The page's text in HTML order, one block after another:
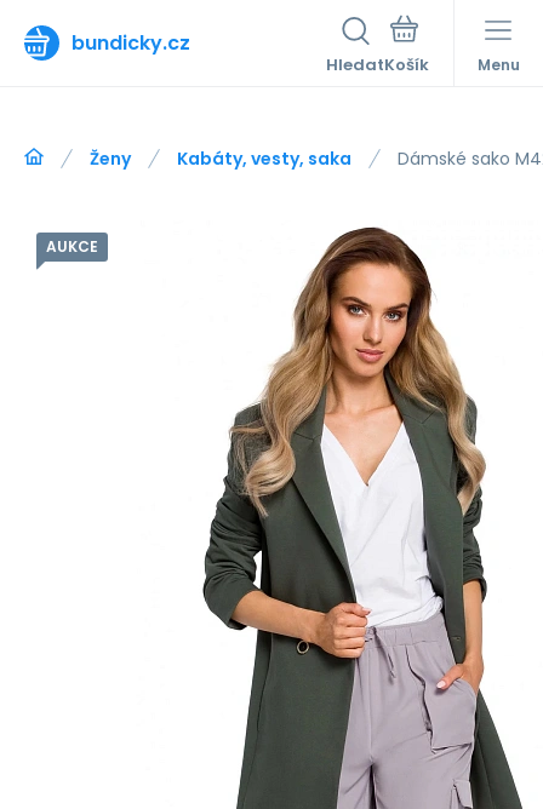
bundicky.cz
Hledat Menu
Ženy Kabáty, vesty, saka Dámské sako
AUKCE